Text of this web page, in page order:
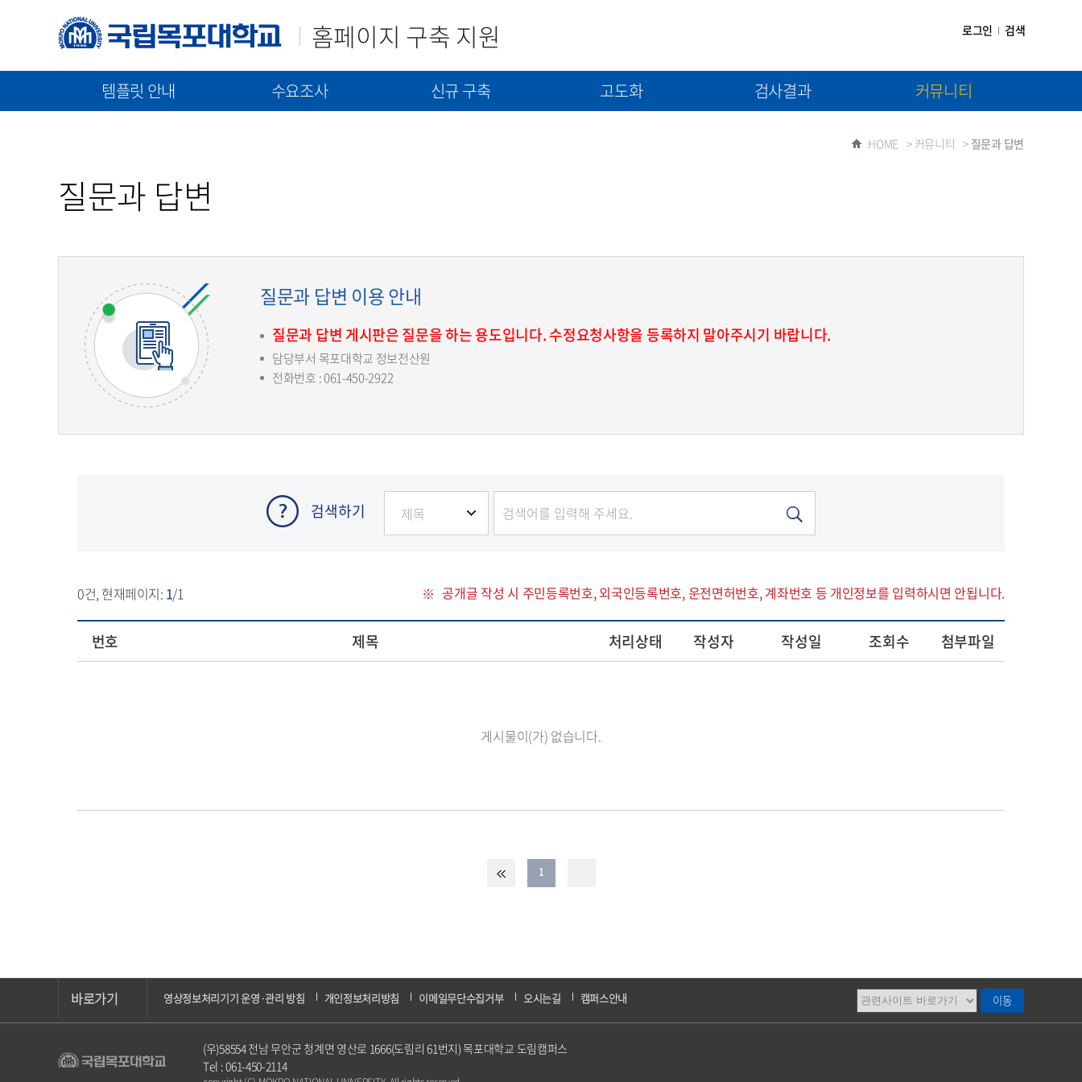
홈페이지 구축 지원 로그인 검색
템플릿 안내 수요조사
수요조사 문서 제출
신규 구축 고도화 검사결과 커뮤니티
기능 매뉴얼
HOME >커뮤니티 > 질문과 답변
질문과 답변
질문과 답변 이용 안내
질문과 답변 게시판은 질문을 하는 용도입니다. 수정요청사항을 등록하지 말아주시기 바랍니다.
담당부서 목포대학교 정보전산원
전화번호 : 061-450-2922
검색하기
0건, 현재페이지: 1/1 공개글 작성 시 주민등록번호, 외국인등록번호, 운전면허번호, 계좌번호 등 개인정보를 입력하시면 안됩니다.
번호 제목 처리상태 작성자 작성일 조회수 첨부파일
게시물이(가) 없습니다.
1
바로가기 영상정보처리기기 운영·관리 방침 개인정보처리방침 이메일무단수집거부 오시는길 캠퍼스안내
(우)58554 전남 무안군 청계면 영산로 1666(도림리 61번지) 목포대학교 도림캠퍼스
Tel : 061-450-2114